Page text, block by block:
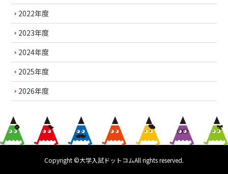
2022年度
2023年度
2024年度
2025年度
2026年度
Copyright ©大学入試ドットコムAll rights reserved.